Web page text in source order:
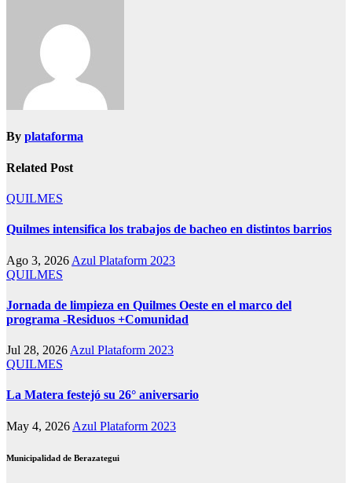
By plataforma
Related Post
QUILMES
Quilmes intensifica los trabajos de bacheo en distintos barrios
Ago 3, 2026 Azul Plataform 2023
QUILMES
Jornada de limpieza en Quilmes Oeste en el marco del
programa -Residuos +Comunidad
Jul 28, 2026 Azul Plataform 2023
QUILMES
La Matera festejó su 26° aniversario
May 4, 2026 Azul Plataform 2023
Municipalidad de Berazategui